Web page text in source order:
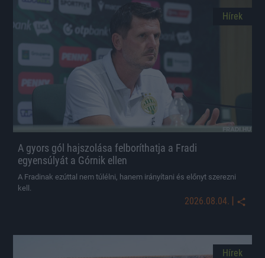
Hírek
A gyors gól hajszolása felboríthatja a Fradi
egyensúlyát a Górnik ellen
A Fradinak ezúttal nem túlélni, hanem irányítani és előnyt szerezni
kell.
2026.08.04. |
Hírek